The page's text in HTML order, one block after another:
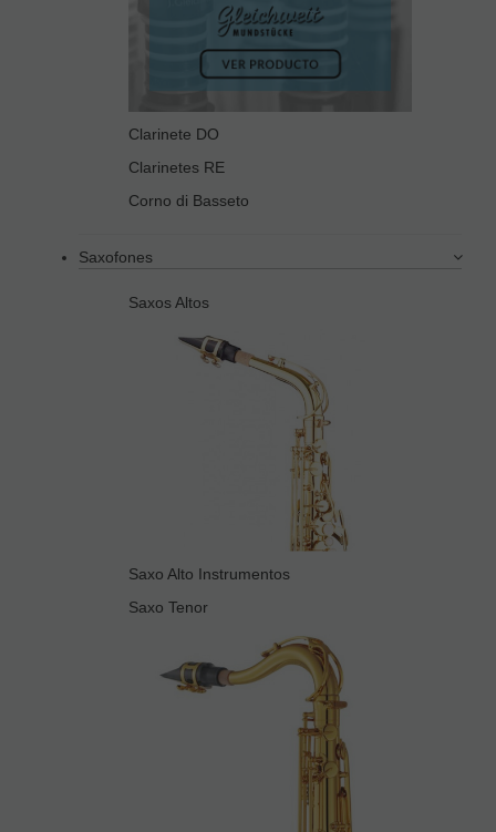
Clarinete DO
Clarinetes RE
Corno di Basseto
Saxofones
Saxos Altos
Saxo Alto Instrumentos
Saxo Tenor